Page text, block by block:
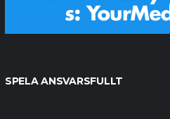
SPELA ANSVARSFULLT